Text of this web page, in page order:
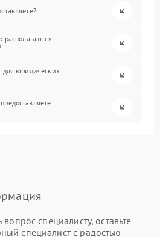
располагаются
для юридических
вопрос специалисту, оставьте
специалист с радостью